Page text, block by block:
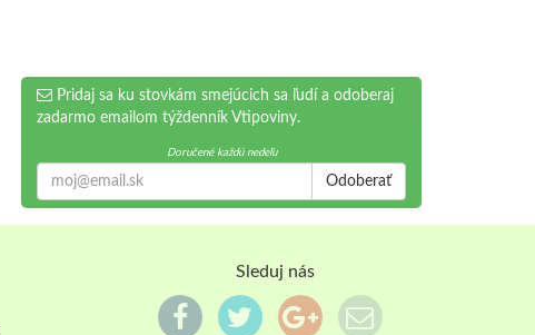
Pridaj sa ku stovkám smejúcich sa ľudí a odoberaj
zadarmo emailom týždenník Vtipoviny.
Doručené každú nedeľu
Odoberať
Sleduj nás